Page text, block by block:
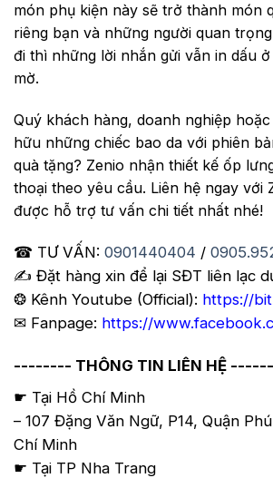
món phụ kiện này sẽ trở thành món
riêng bạn và những người quan
đi thì những lời nhắn gửi vẫn in dấu
mờ.
Quý khách hàng, doanh nghiệp
hữu những chiếc bao da với phiên
quà tặng? Zenio nhận thiết kế ốp
thoại theo yêu cầu. Liên hệ ngay với
được hỗ trợ tư vấn chi tiết nhất nhé!
☎ TƯ VẤN: 0901440404 /
✍️ Đặt hàng xin để lại SĐT liên lạc
❂ Kênh Youtube (Official): https://
✉ Fanpage: https://
-------- THÔNG TIN LIÊN HỆ
☛ Tại Hồ Chí Minh
– 107 Đặng Văn Ngữ, P14, Quận
Chí Minh
☛ Tại TP Nha Trang